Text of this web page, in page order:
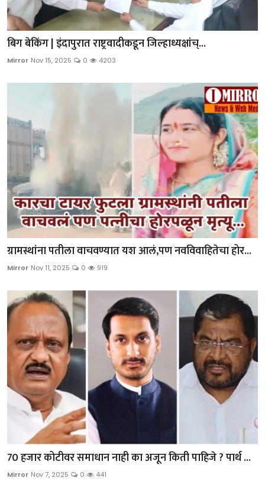
बिग बेकिंग | इंदापुरात राष्ट्रवादीकडून जिल्हाध्यक्षांच्...
Mirror Nov 15, 2025 0 4203
ग्रामस्थांना पतीला वाचवण्यात यश आलं,पण नवविवाहितेचा होर...
Mirror Nov 11, 2025 0 919
70 हजार कोटीवर समाधान नाही का अजून किती पाहिजे ? पार्थ ...
Mirror Nov 7, 2025 0 441